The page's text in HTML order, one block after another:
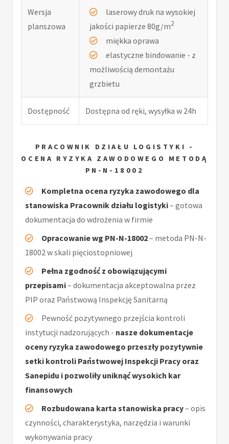
Wersja
planszowa
laserowy druk na wysokiej
jakości papierze 80g/m2
miękka oprawa
elastyczne bindowanie - z
możliwością demontażu
grzbietu
Dostępność Dostępna od ręki, wysyłka w 24h
PRACOWNIK DZIAŁU LOGISTYKI -
OCENA RYZYKA ZAWODOWEGO METODĄ
PN-N-18002
Kompletna ocena ryzyka zawodowego dla
stanowiska Pracownik działu logistyki– gotowa
dokumentacja do wdrożenia w firmie
Opracowanie wg PN-N-18002– metoda PN-N-
18002 w skali pięciostopniowej
Pełna zgodność z obowiązującymi
przepisami– dokumentacja akceptowalna przez
PIP oraz Państwową Inspekcję Sanitarną
Pewność pozytywnego przejścia kontroli
instytucji nadzorujących - nasze dokumentacje
oceny ryzyka zawodowego przeszły pozytywnie
setki kontroli Państwowej Inspekcji Pracy oraz
Sanepidu i pozwoliły uniknąć wysokich kar
finansowych
Rozbudowana karta stanowiska pracy– opis
czynności, charakterystyka, narzędzia i warunki
wykonywania pracy